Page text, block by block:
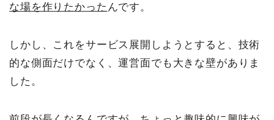
な場を作りたかった んです。
しかし、これをサービス展開しようとすると、技術
的な側面だけでなく、運営面でも大きな壁がありま
した。